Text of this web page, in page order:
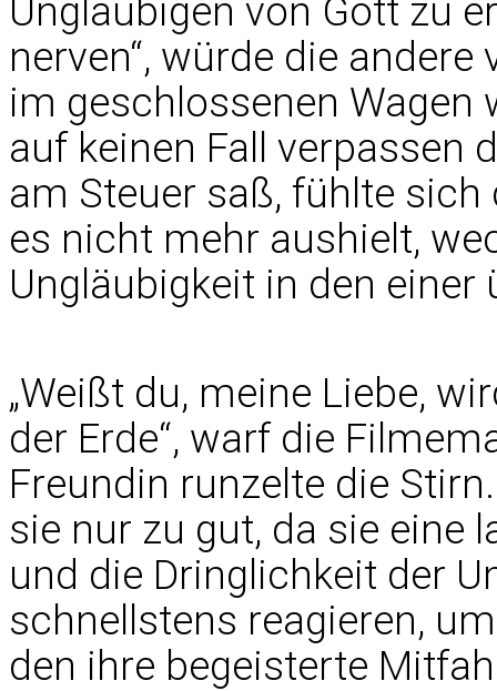
Ungläubigen von Gott zu
nerven“, würde die
im geschlossenen Wagen
auf keinen Fall verpassen
am Steuer saß, fühlte
es nicht mehr aushielt,
Ungläubigkeit in den
„Weißt du, meine Liebe,
der Erde“, warf die
Freundin runzelte die
sie nur zu gut, da sie eine
und die Dringlichkeit der
schnellstens reagieren,
den ihre begeisterte